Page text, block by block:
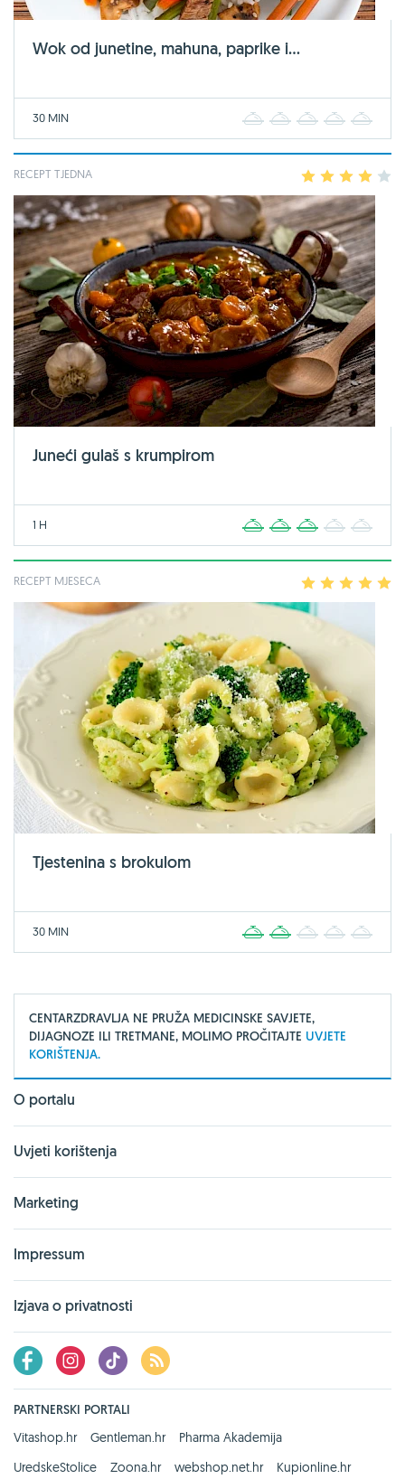
Wok od junetine, mahuna, paprike i...
30 MIN 2 3 4
RECEPT TJEDNA 2 3 4
Juneći gulaš s krumpirom
1 H 2 3 4
RECEPT MJESECA 2 3 4
Tjestenina s brokulom
30 MIN 2 3 4
CENTARZDRAVLJA NE PRUŽA MEDICINSKE SAVJETE,
DIJAGNOZE ILI TRETMANE, MOLIMO PROČITAJTE UVJETE
KORIŠTENJA.
O portalu
Uvjeti korištenja
Marketing
Impressum
Izjava o privatnosti
PARTNERSKI PORTALI
Vitashop.hr
Gentleman.hr
Pharma Akademija
UredskeStolice
Zoona.hr webshop.net.hr Kupionline.hr